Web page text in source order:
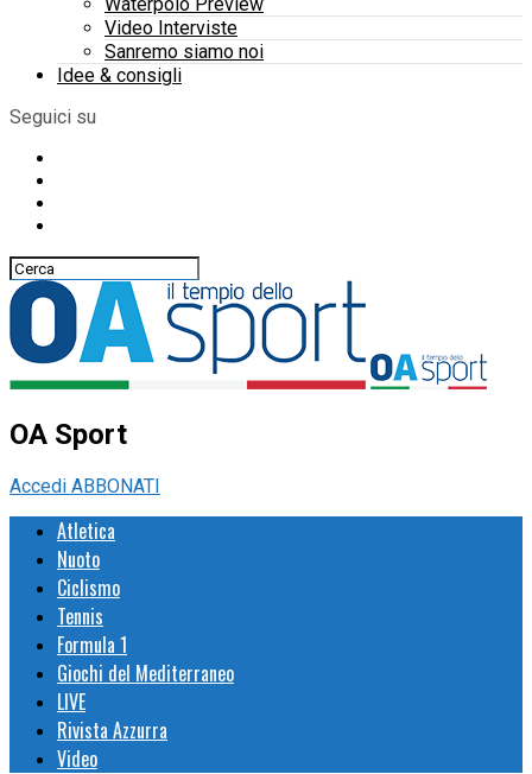
Video Interviste
Sanremo siamo noi
Idee & consigli
Seguici su
OA Sport
Accedi ABBONATI
Atletica
Nuoto
Ciclismo
Tennis
Formula 1
Giochi del Mediterraneo
LIVE
Rivista Azzurra
Video